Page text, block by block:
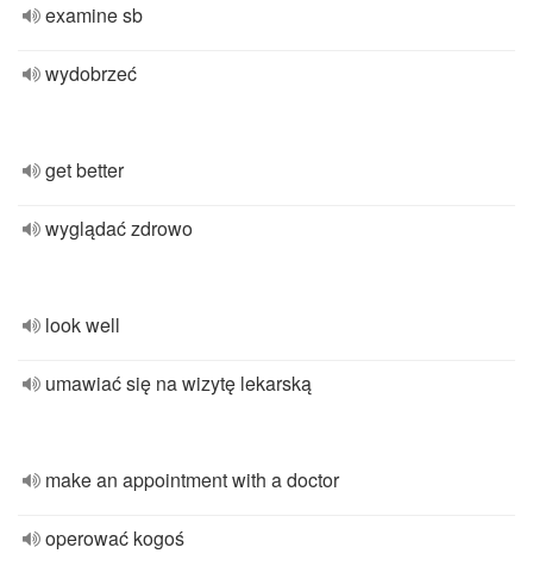
examine sb
wydobrzeć
get better
wyglądać zdrowo
look well
umawiać się na wizytę lekarską
make an appointment with a doctor
operować kogoś